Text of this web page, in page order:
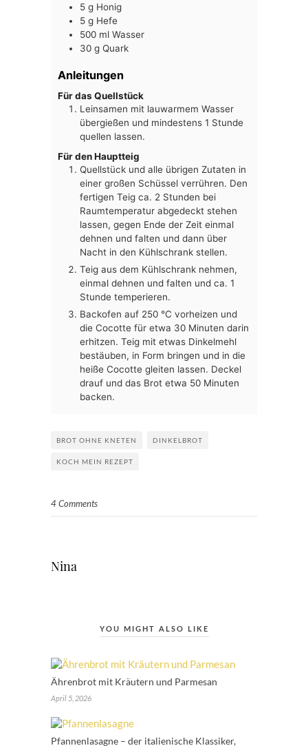
5 g Honig
5 g Hefe
500 ml Wasser
30 g Quark
Anleitungen
Für das Quellstück
Leinsamen mit lauwarmem Wasser
übergießen und mindestens 1 Stunde
quellen lassen.
Für den Hauptteig
Quellstück und alle übrigen Zutaten in
einer großen Schüssel verrühren. Den
fertigen Teig ca. 2 Stunden bei
Raumtemperatur abgedeckt stehen
lassen, gegen Ende der Zeit einmal
dehnen und falten und dann über
Nacht in den Kühlschrank stellen.
Teig aus dem Kühlschrank nehmen,
einmal dehnen und falten und ca. 1
Stunde temperieren.
Backofen auf 250 °C vorheizen und
die Cocotte für etwa 30 Minuten darin
erhitzen. Teig mit etwas Dinkelmehl
bestäuben, in Form bringen und in die
heiße Cocotte gleiten lassen. Deckel
drauf und das Brot etwa 50 Minuten
backen.
BROT OHNE KNETEN DINKELBROT
KOCH MEIN REZEPT
4 Comments
Nina
YOU MIGHT ALSO LIKE
Ährenbrot mit Kräutern und Parmesan
April 5, 2026
Pfannenlasagne – der italienische Klassiker,